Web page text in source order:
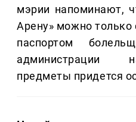
мэрии напоминают,
Арену» можно только
паспортом
администрации
предметы придется